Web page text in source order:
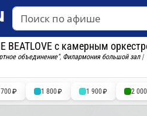
BEATLOVE с камерным
объединение", Филармония большой зал|
1 800 1 900 2 000